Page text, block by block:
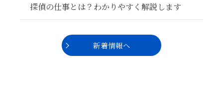
探偵の仕事とは？わかりやすく解説します
新着情報へ